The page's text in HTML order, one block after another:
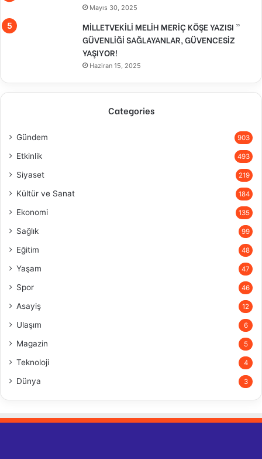
Mayıs 30, 2025
MİLLETVEKİLİ MELİH MERİÇ KÖŞE YAZISI ”
GÜVENLİĞİ SAĞLAYANLAR, GÜVENCESİZ
YAŞIYOR!
Haziran 15, 2025
Categories
Gündem 903
Etkinlik 493
Siyaset 219
Kültür ve Sanat 184
Ekonomi 135
Sağlık 99
Eğitim 48
Yaşam 47
Spor 46
Asayiş 12
Ulaşım 6
Magazin 5
Teknoloji 4
Dünya 3